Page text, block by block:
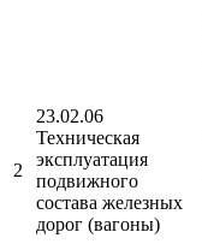
2
23.02.06
Техническая
эксплуатация
подвижного
состава железных
дорог (вагоны)